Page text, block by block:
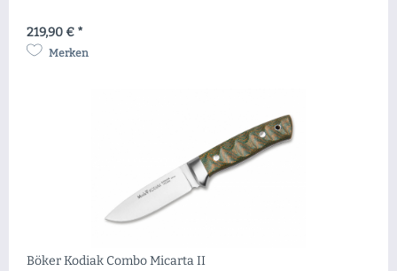
219,90 € *
Merken
Böker Kodiak Combo Micarta II